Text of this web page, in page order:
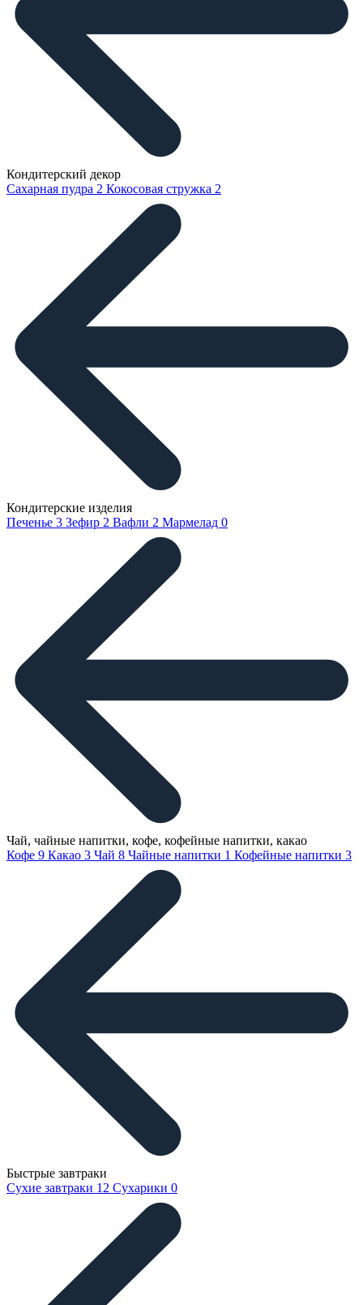
Кондитерский декор
Сахарная пудра 2 Кокосовая стружка 2
Кондитерские изделия
Печенье 3 Зефир 2 Вафли 2 Мармелад 0
Чай, чайные напитки, кофе, кофейные напитки, какао
Кофе 9 Какао 3 Чай 8 Чайные напитки 1 Кофейные напитки 3
Быстрые завтраки
Сухие завтраки 12 Сухарики 0